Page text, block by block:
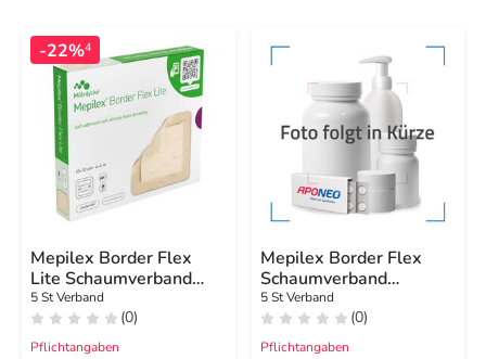
-22%4
Mepilex Border Flex
Lite Schaumverband
10x10 cm
5 St Verband
(0)
Pflichtangaben
Mepilex Border Flex
Schaumverband
haft.15x19 cm oval
5 St Verband
(0)
Pflichtangaben